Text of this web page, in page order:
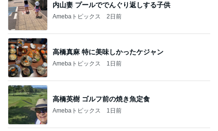
内山妻 プールででんぐり返しする子供
Amebaトピックス 2日前
高橋真麻 特に美味しかったケジャン
Amebaトピックス 1日前
高橋英樹 ゴルフ前の焼き魚定食
Amebaトピックス 1日前